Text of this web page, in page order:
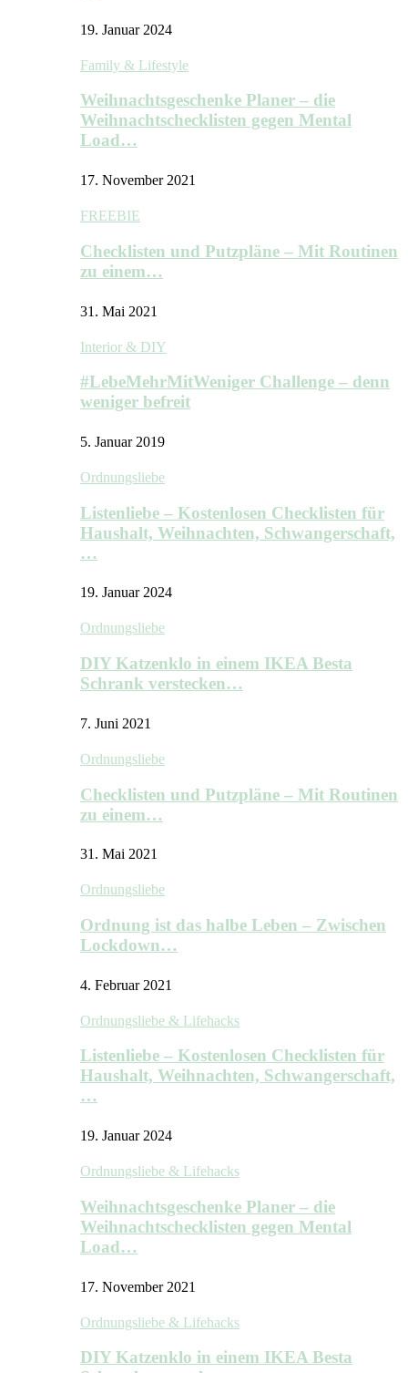
19. Januar 2024
Family & Lifestyle
Weihnachtsgeschenke Planer – die
Weihnachtschecklisten gegen Mental
Load…
17. November 2021
FREEBIE
Checklisten und Putzpläne – Mit Routinen
zu einem…
31. Mai 2021
Interior & DIY
#LebeMehrMitWeniger Challenge – denn
weniger befreit
5. Januar 2019
Ordnungsliebe
Listenliebe – Kostenlosen Checklisten für
Haushalt, Weihnachten, Schwangerschaft,
…
19. Januar 2024
Ordnungsliebe
DIY Katzenklo in einem IKEA Besta
Schrank verstecken…
7. Juni 2021
Ordnungsliebe
Checklisten und Putzpläne – Mit Routinen
zu einem…
31. Mai 2021
Ordnungsliebe
Ordnung ist das halbe Leben – Zwischen
Lockdown…
4. Februar 2021
Ordnungsliebe & Lifehacks
Listenliebe – Kostenlosen Checklisten für
Haushalt, Weihnachten, Schwangerschaft,
…
19. Januar 2024
Ordnungsliebe & Lifehacks
Weihnachtsgeschenke Planer – die
Weihnachtschecklisten gegen Mental
Load…
17. November 2021
Ordnungsliebe & Lifehacks
DIY Katzenklo in einem IKEA Besta